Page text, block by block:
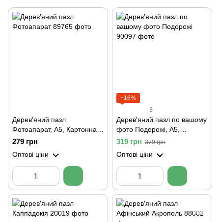
Дерев'яний пазл
Фотоапарат, А5, Картонна
коробка
279 грн
Оптові ціни
−16%
3
Дерев'яний пазл по вашому
фото Подорожі, А5,
Картонна коробка
319 грн 379 грн
Оптові ціни